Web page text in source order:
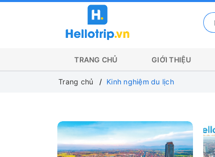
TRANG CHỦ GIỚI THIỆU
Trang chủ Kinh nghiệm du lịch